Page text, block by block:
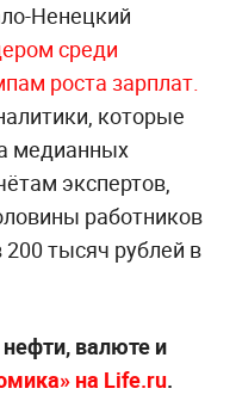
Ненецкий
среди
роста зарплат.
которые
медианных
экспертов,
работников
тысяч рублей в
валюте и
на Life.ru.